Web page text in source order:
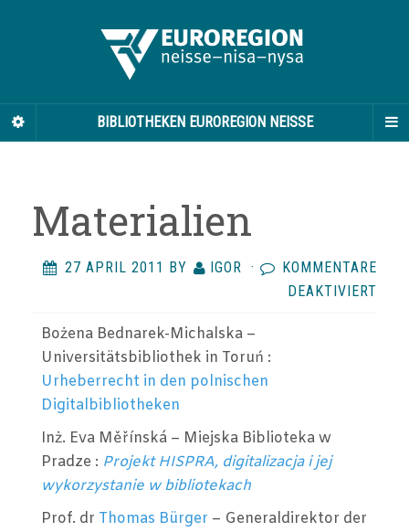
BIBLIOTHEKEN EUROREGION NEISSE
Materialien
27 APRIL 2011 BY IGOR ·
KOMMENTARE
DEAKTIVIERT
Bożena Bednarek-Michalska –
Universitätsbibliothek in Toruń :
Urheberrecht in den polnischen
Digitalbibliotheken
Inż. Eva Měřínská – Miejska Biblioteka w
Pradze : Projekt HISPRA, digitalizacja i jej
wykorzystanie w bibliotekach
Prof. dr Thomas Bürger – Generaldirektor der